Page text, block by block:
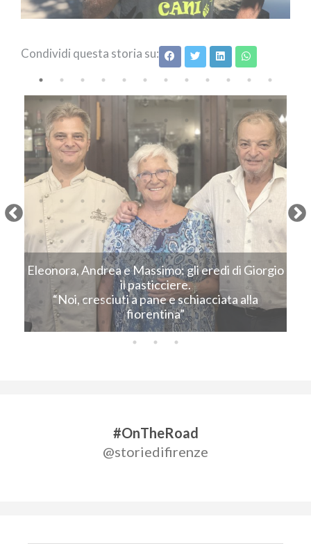
Condividi questa storia su:
Eleonora, Andrea e Massimo: gli eredi di Giorgio
il pasticciere.
“Noi, cresciuti a pane e schiacciata alla
fiorentina”
Next
#OnTheRoad
@storiedifirenze